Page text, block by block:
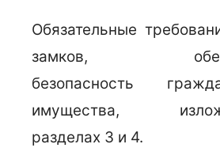
Обязательные
замков,
безопасность
имущества,
разделах 3 и 4.